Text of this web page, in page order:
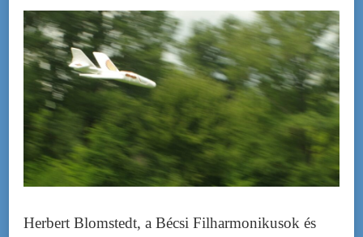
Herbert Blomstedt, a Bécsi Filharmonikusok és